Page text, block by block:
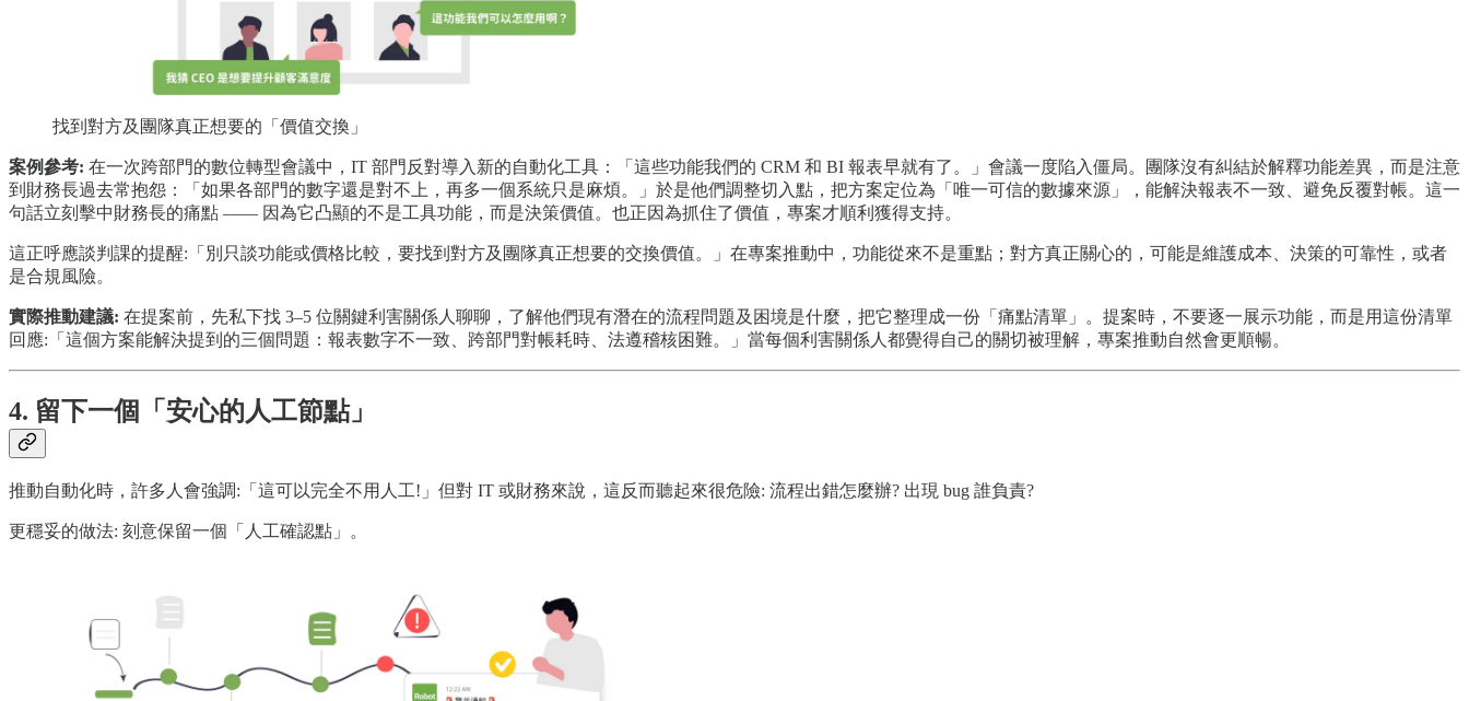
找到對方及團隊真正想要的「價值交換」
案例參考: 在一次跨部門的數位轉型會議中，IT 部門反對導入新的自動化工具：「這些功能我們的 CRM 和 BI 報表早就有了。」會議一度陷入僵局。團隊沒有糾結於解釋功能差異，而是注意
到財務長過去常抱怨：「如果各部門的數字還是對不上，再多一個系統只是麻煩。」於是他們調整切入點，把方案定位為「唯一可信的數據來源」，能解決報表不一致、避免反覆對帳。這一
句話立刻擊中財務長的痛點 —— 因為它凸顯的不是工具功能，而是決策價值。也正因為抓住了價值，專案才順利獲得支持。
這正呼應談判課的提醒:「別只談功能或價格比較，要找到對方及團隊真正想要的交換價值。」在專案推動中，功能從來不是重點；對方真正關心的，可能是維護成本、決策的可靠性，或者
是合規風險。
實際推動建議: 在提案前，先私下找 3–5 位關鍵利害關係人聊聊，了解他們現有潛在的流程問題及困境是什麼，把它整理成一份「痛點清單」。提案時，不要逐一展示功能，而是用這份清單
回應:「這個方案能解決提到的三個問題：報表數字不一致、跨部門對帳耗時、法遵稽核困難。」當每個利害關係人都覺得自己的關切被理解，專案推動自然會更順暢。
4. 留下一個「安心的人工節點」
推動自動化時，許多人會強調:「這可以完全不用人工!」但對 IT 或財務來說，這反而聽起來很危險: 流程出錯怎麼辦? 出現 bug 誰負責?
更穩妥的做法: 刻意保留一個「人工確認點」。